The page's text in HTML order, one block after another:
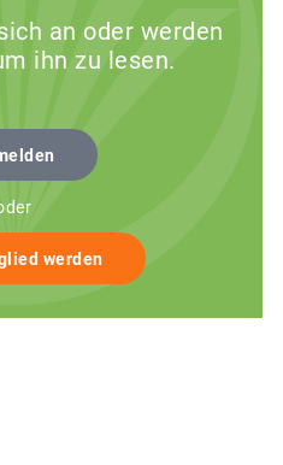
an oder werden
ihn zu lesen.
werden